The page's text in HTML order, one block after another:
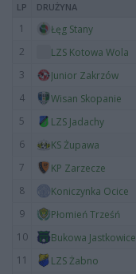
LP DRUŻYNA
1 Łęg Stany
2
LZS Kotowa Wola
3
Junior Zakrzów
4
Wisan Skopanie
5
LZS Jadachy
6
KS Żupawa
7
KP Zarzecze
8
Koniczynka Ocice
9
Płomień Trześń
10
Bukowa Jastkowice
11
LZS Żabno